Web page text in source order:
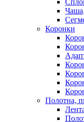
Коронки
Полотна,